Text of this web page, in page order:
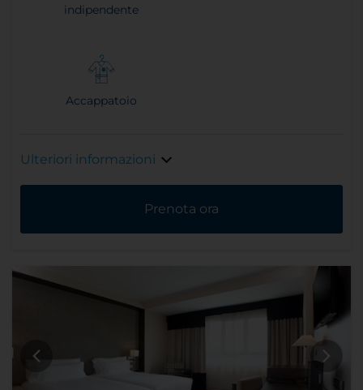
indipendente
Accappatoio
Ulteriori informazioni
Prenota ora